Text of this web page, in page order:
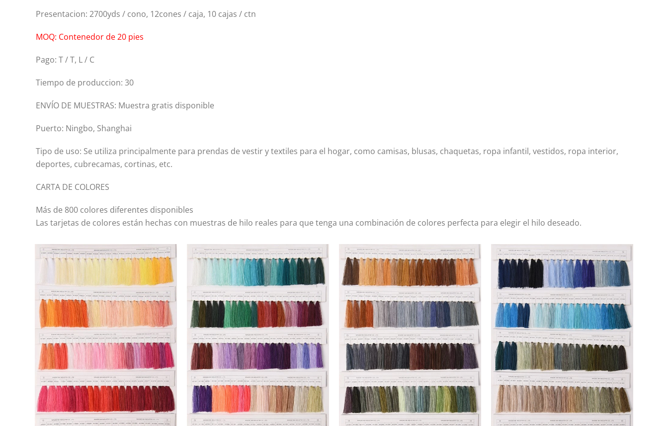
Presentacion: 2700yds / cono, 12cones / caja, 10 cajas / ctn
MOQ: Contenedor de 20 pies
Pago: T / T, L / C
Tiempo de produccion: 30
ENVÍO DE MUESTRAS: Muestra gratis disponible
Puerto: Ningbo, Shanghai
Tipo de uso: Se utiliza principalmente para prendas de vestir y textiles para el hogar, como camisas, blusas, chaquetas, ropa infantil, vestidos, ropa interior,
deportes, cubrecamas, cortinas, etc.
CARTA DE COLORES
Más de 800 colores diferentes disponibles
Las tarjetas de colores están hechas con muestras de hilo reales para que tenga una combinación de colores perfecta para elegir el hilo deseado.